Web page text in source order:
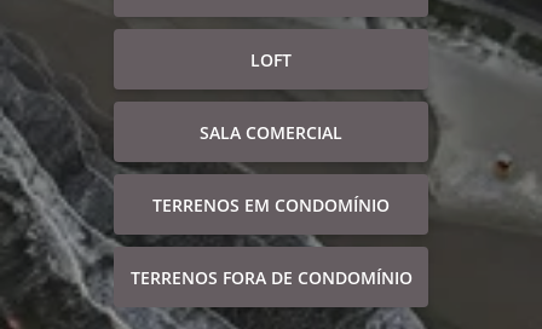
LOFT
SALA COMERCIAL
TERRENOS EM CONDOMÍNIO
TERRENOS FORA DE CONDOMÍNIO